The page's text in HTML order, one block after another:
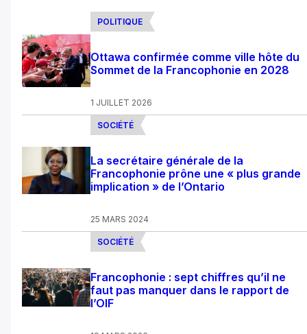
POLITIQUE
Ottawa confirmée comme ville hôte du
Sommet de la Francophonie en 2028
1 JUILLET 2026
SOCIÉTÉ
La secrétaire générale de la
Francophonie prône une « plus grande
implication » de l’Ontario
25 MARS 2024
SOCIÉTÉ
Francophonie : sept chiffres qu’il ne
faut pas manquer dans le rapport de
l’OIF